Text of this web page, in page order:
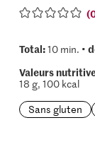
Total:10 min. •
Valeurs
18 g, 100 kcal
Sans gluten